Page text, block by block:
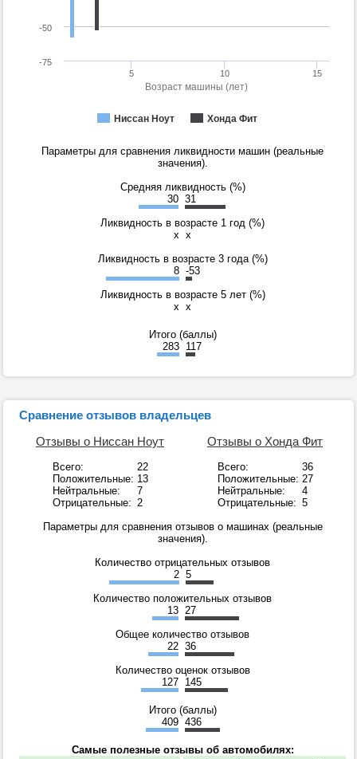
Возраст машины (лет)
Ниссан Ноут Хонда Фит
5 10 15
-75
-50
Параметры для сравнения ликвидности машин (реальные
значения).
Средняя ликвидность (%)
30 31
Ликвидность в возрасте 1 год (%)
x x
Ликвидность в возрасте 3 года (%)
8 -53
Ликвидность в возрасте 5 лет (%)
x x
Итого (баллы)
283 117
Сравнение отзывов владельцев
Отзывы о Ниссан Ноут
Всего:
22
Положительные: 13
Нейтральные:
7
Отрицательные: 2
Отзывы о Хонда Фит
Всего:
36
Положительные: 27
Нейтральные:
4
Отрицательные: 5
Параметры для сравнения отзывов о машинах (реальные
значения).
Количество отрицательных отзывов
2 5
Количество положительных отзывов
13 27
Общее количество отзывов
22 36
Количество оценок отзывов
127 145
Итого (баллы)
409 436
Самые полезные отзывы об автомобилях: